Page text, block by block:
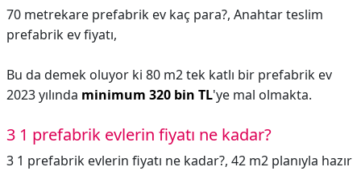
70 metrekare prefabrik ev kaç para?, Anahtar teslim
prefabrik ev fiyatı,
Bu da demek oluyor ki 80 m2 tek katlı bir prefabrik ev
2023 yılında minimum 320 bin TL'ye mal olmakta.
3 1 prefabrik evlerin fiyatı ne kadar?
3 1 prefabrik evlerin fiyatı ne kadar?, 42 m2 planıyla hazır